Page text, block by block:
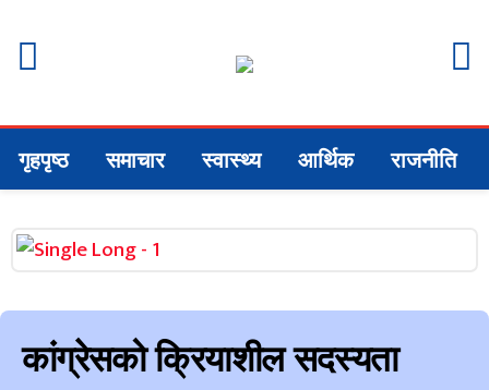
गृहपृष्ठ समाचार स्वास्थ्य आर्थिक राजनीति
कांग्रेसको क्रियाशील सदस्यता